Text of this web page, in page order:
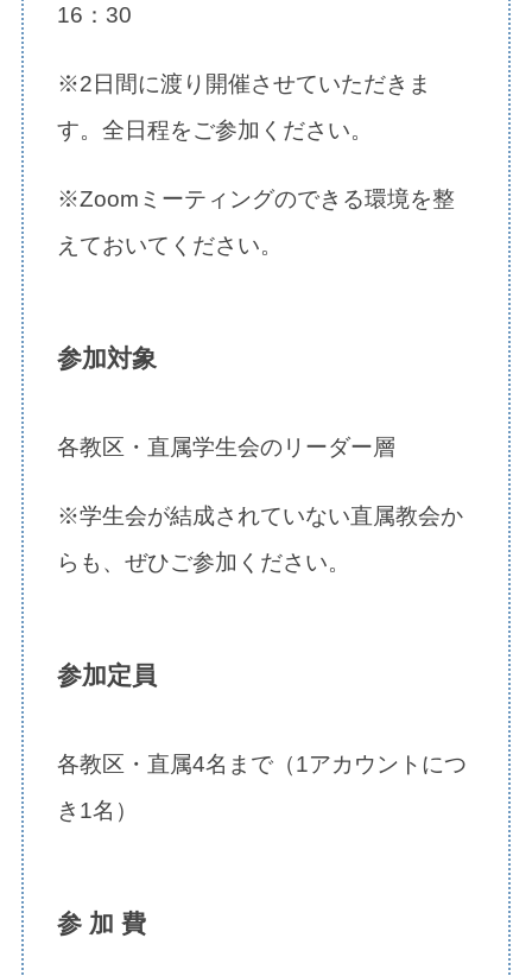
16：30
※2日間に渡り開催させていただきま
す。全日程をご参加ください。
※Zoomミーティングのできる環境を整
えておいてください。
参加対象
各教区・直属学生会のリーダー層
※学生会が結成されていない直属教会か
らも、ぜひご参加ください。
参加定員
各教区・直属4名まで（1アカウントにつ
き1名）
参 加 費